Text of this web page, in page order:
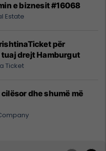
e biznesit #16068
Estate
për
drejt Hamburgut
Ticket
dhe shumë më